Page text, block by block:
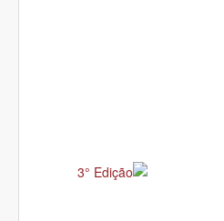
3° Edição